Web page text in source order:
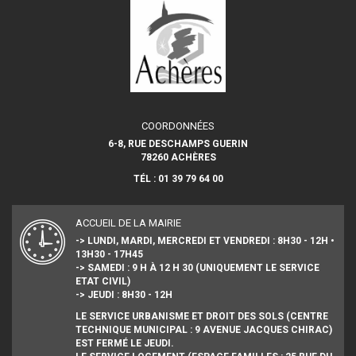
COORDONNÉES
6-8, RUE DESCHAMPS GUERIN
78260 ACHÈRES
TÉL : 01 39 79 64 00
ACCUEIL DE LA MAIRIE
-> LUNDI, MARDI, MERCREDI ET VENDREDI : 8H30 - 12H •
13H30 - 17H45
-> SAMEDI : 9 H À 12 H 30 (UNIQUEMENT LE SERVICE
ETAT CIVIL)
-> JEUDI : 8H30 - 12H
LE SERVICE URBANISME ET DROIT DES SOLS (CENTRE
TECHNIQUE MUNICIPAL : 9 AVENUE JACQUES CHIRAC)
EST FERMÉ LE JEUDI.